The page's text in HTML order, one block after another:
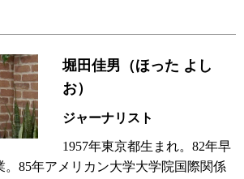
堀田佳男（ほった よし
お）
ジャーナリスト
1957年東京都生まれ。82年早
。85年アメリカン大学大学院国際関係